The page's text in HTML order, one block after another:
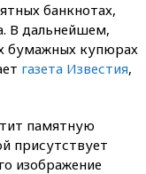
банкнотах,
В дальнейшем,
бумажных купюрах
газета Известия,
памятную
присутствует
изображение